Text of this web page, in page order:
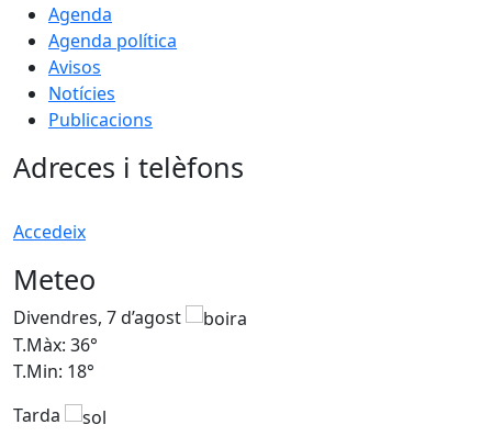
Agenda
Agenda política
Avisos
Notícies
Publicacions
Adreces i telèfons
Accedeix
Meteo
Divendres, 7 d’agost
T.Màx: 36°
T.Min: 18°
Tarda